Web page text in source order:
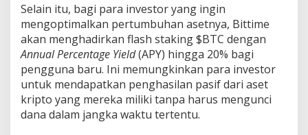
B
u
y
T
h
e
D
e
e
p
Selain itu, bagi para investor yang ingin
mengoptimalkan pertumbuhan asetnya, Bittime
akan menghadirkan flash staking $BTC dengan
Annual Percentage Yield(APY) hingga 20% bagi
pengguna baru. Ini memungkinkan para investor
untuk mendapatkan penghasilan pasif dari aset
kripto yang mereka miliki tanpa harus mengunci
dana dalam jangka waktu tertentu.